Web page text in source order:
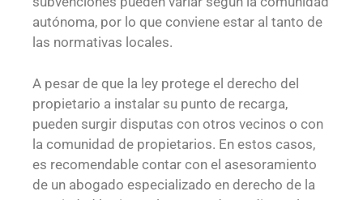
autónoma, por lo que conviene estar al tanto de
las normativas locales.
A pesar de que la ley protege el derecho del
propietario a instalar su punto de recarga,
pueden surgir disputas con otros vecinos o con
la comunidad de propietarios. En estos casos,
es recomendable contar con el asesoramiento
de un abogado especializado en derecho de la